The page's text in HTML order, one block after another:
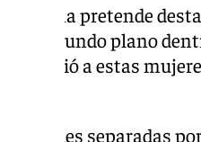
campaña pretende
un segundo plano
definió a estas
separadas